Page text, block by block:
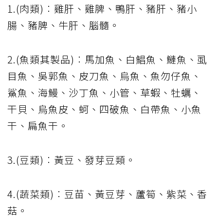
1.(肉類)︰雞肝、雞脾、鴨肝、豬肝、豬小
腸、豬脾、牛肝、腦髓。
2.(魚類其製品)︰馬加魚、白鯧魚、鰱魚、虱
目魚、吳郭魚、皮刀魚、烏魚、魚勿仔魚、
鯊魚、海鰻、沙丁魚、小管、草蝦、牡蠣、
干貝、烏魚皮、蚵、四破魚、白帶魚、小魚
干、扁魚干。
3.(豆類)︰黃豆、發芽豆類。
4.(蔬菜類)︰豆苗、黃豆芽、蘆筍、紫菜、香
菇。